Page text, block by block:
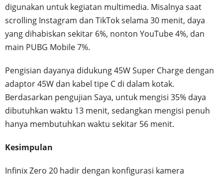
digunakan untuk kegiatan multimedia. Misalnya saat
scrolling Instagram dan TikTok selama 30 menit, daya
yang dihabiskan sekitar 6%, nonton YouTube 4%, dan
main PUBG Mobile 7%.
Pengisian dayanya didukung 45W Super Charge dengan
adaptor 45W dan kabel tipe C di dalam kotak.
Berdasarkan pengujian Saya, untuk mengisi 35% daya
dibutuhkan waktu 13 menit, sedangkan mengisi penuh
hanya membutuhkan waktu sekitar 56 menit.
Kesimpulan
Infinix Zero 20 hadir dengan konfigurasi kamera